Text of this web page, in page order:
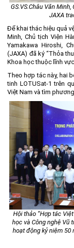
GS.VS.Châu Văn
JAXA
Để khai thác hiệu quả
Minh, Chủ tịch Viện
Yamakawa Hiroshi,
(JAXA) đã ký “Thỏa
Khoa học thuộc lĩnh
Theo hợp tác này, hai
tinh LOTUSat-1 trên
Việt Nam và tìm
Hội thảo “Hợp tác
học và Công nghệ Vũ
hoạt động kỷ niệm 50